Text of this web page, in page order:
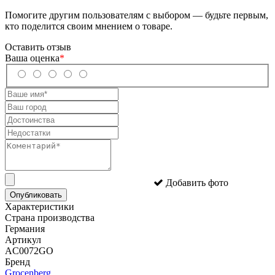
Помогите другим пользователям с выбором — будьте первым,
кто поделится своим мнением о товаре.
Оставить отзыв
Ваша оценка*
Добавить фото
Опубликовать
Характеристики
Страна производства
Германия
Артикул
AC0072GO
Бренд